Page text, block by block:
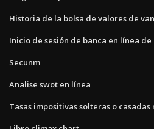
Historia de la bolsa de valores de
Inicio de sesión de banca en línea de
Secunm
Analise swot en línea
Tasas impositivas solteras o casadas